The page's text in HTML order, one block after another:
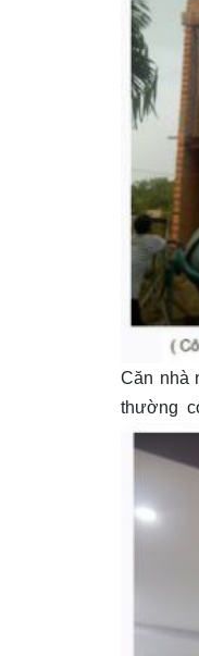
Căn nhà
thường